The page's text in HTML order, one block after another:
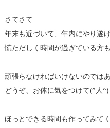
さてさて
年末も近づいて、年内にやり遂
慌ただしく時間が過ぎている方
頑張らなければいけないのでは
どうぞ、お体に気をつけて(^人^)
ほっとできる時間も作ってみてく